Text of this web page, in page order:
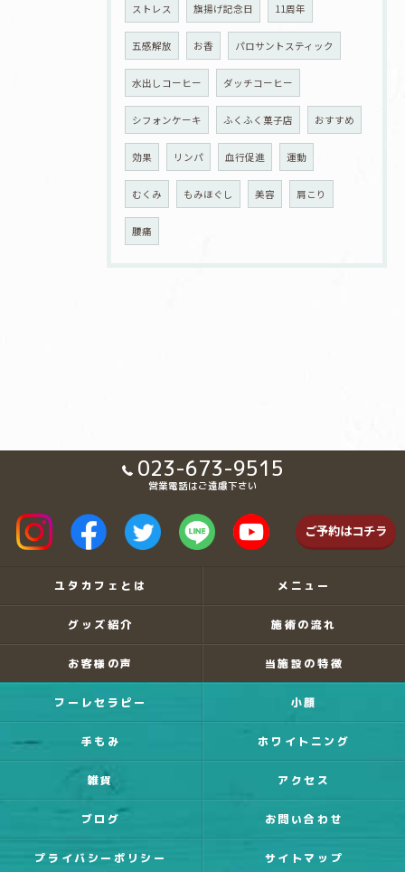
ストレス 旗揚げ記念日 11周年
五感解放 お香 パロサントスティック
水出しコーヒー ダッチコーヒー
シフォンケーキ ふくふく菓子店 おすすめ
効果 リンパ 血行促進 運動
むくみ もみほぐし 美容 肩こり
腰痛
023-673-9515
営業電話はご遠慮下さい
ご予約はコチラ
ユタカフェとは メニュー
グッズ紹介 施術の流れ
お客様の声 当施設の特徴
フーレセラピー 小顔
手もみ ホワイトニング
雑貨 アクセス
ブログ お問い合わせ
プライバシーポリシー サイトマップ